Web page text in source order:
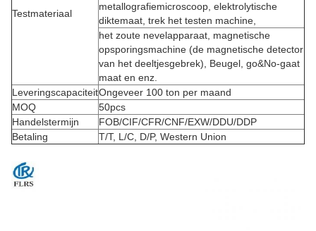
Testmateriaal
metallografiemicroscoop, elektrolytische
diktemaat, trek het testen machine,
het zoute nevelapparaat, magnetische
opsporingsmachine (de magnetische detector
van het deeltjesgebrek), Beugel, go&No-gaat
maat en enz.
LeveringscapaciteitOngeveer 100 ton per maand
MOQ
50pcs
Handelstermijn
FOB/CIF/CFR/CNF/EXW/DDU/DDP
Betaling
T/T, L/C, D/P, Western Union